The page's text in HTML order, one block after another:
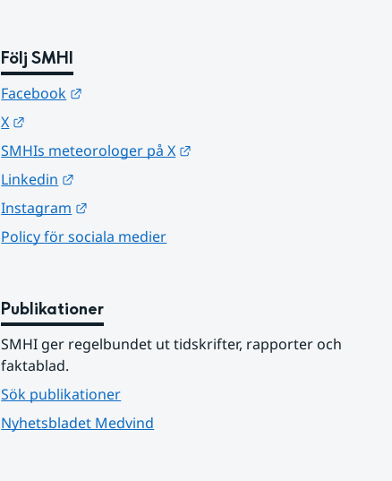
Följ SMHI
Facebook
X
SMHIs meteorologer på X
Linkedin
Instagram
Policy för sociala medier
Publikationer
SMHI ger regelbundet ut tidskrifter, rapporter och
faktablad.
Sök publikationer
Nyhetsbladet Medvind